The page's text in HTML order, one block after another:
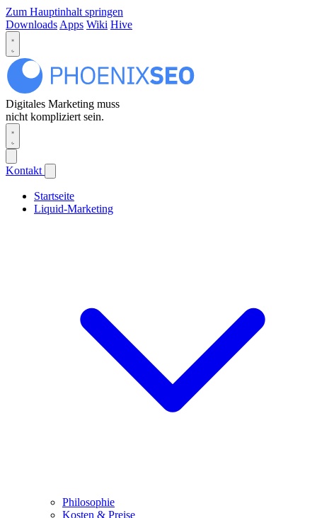
Zum Hauptinhalt springen
Downloads Apps Wiki Hive
Digitales Marketing muss
nicht kompliziert sein.
Kontakt
Startseite
Liquid-Marketing
Philosophie
Kosten & Preise